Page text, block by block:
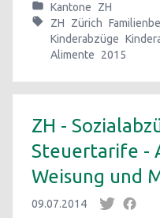
Kantone
ZH
ZH
Zürich
Kinderabzüge
Alimente
2015
ZH -
Steuertarife -
Weisung und
09.07.2014